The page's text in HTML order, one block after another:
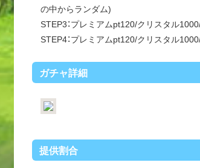
の中からランダム)
STEP3：プレミアムpt120/クリスタル
STEP4：プレミアムpt120/クリスタル
ガチャ詳細
提供割合